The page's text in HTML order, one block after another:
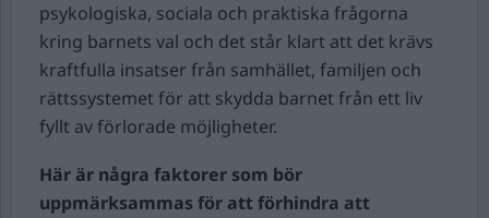
psykologiska, sociala och praktiska frågorna
kring barnets val och det står klart att det krävs
kraftfulla insatser från samhället, familjen och
rättssystemet för att skydda barnet från ett liv
fyllt av förlorade möjligheter.
Här är några faktorer som bör
uppmärksammas för att förhindra att